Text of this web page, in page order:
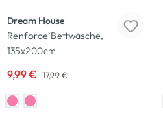
Dream House
Renforce`Bettwäsche,
135x200cm
9,99 € 17,99 €